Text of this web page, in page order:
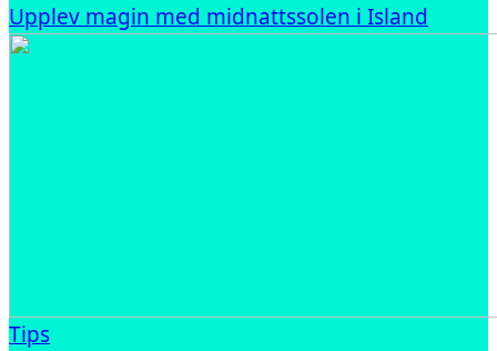
Upplev magin med midnattssolen i Island
Tips